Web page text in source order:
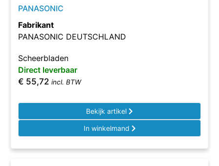
PANASONIC
Fabrikant
PANASONIC DEUTSCHLAND
Scheerbladen
Direct leverbaar
€ 55,72 incl. BTW
Bekijk artikel
In winkelmand